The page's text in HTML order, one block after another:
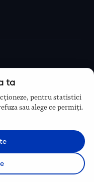
ta
pentru statistici
sau alege ce permiți.